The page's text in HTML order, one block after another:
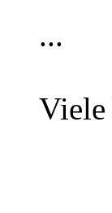
...
Viele